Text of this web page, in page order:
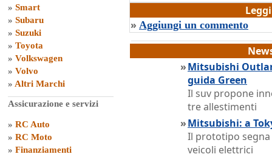
» Smart
» Subaru
» Suzuki
» Toyota
» Volkswagen
» Volvo
» Altri Marchi
Assicurazione e servizi
» RC Auto
» RC Moto
» Finanziamenti
» Aggiungi un commento
»Mitsubishi
guida Green
Il suv propone
tre allestimenti
»Mitsubishi: a
Il prototipo
veicoli elettrici